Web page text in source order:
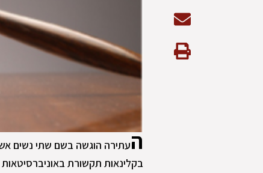
העתירה הוגשה בשם שתי נשים
בקלינאות תקשורת